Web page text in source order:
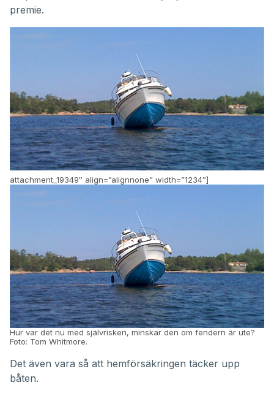
premie.
attachment_19349″ align=”alignnone” width=”1234″]
Hur var det nu med självrisken, minskar den om fendern är ute?
Foto: Tom Whitmore.
Det även vara så att hemförsäkringen täcker upp
båten.